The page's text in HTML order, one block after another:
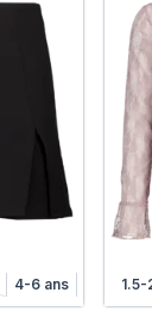
4-6 ans 6-8 ans
1.5-